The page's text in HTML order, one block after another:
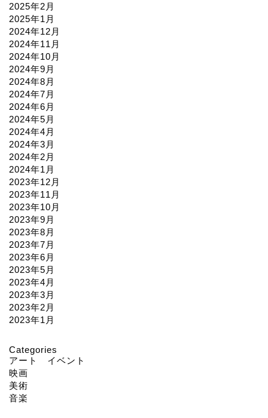
2025年2月
2025年1月
2024年12月
2024年11月
2024年10月
2024年9月
2024年8月
2024年7月
2024年6月
2024年5月
2024年4月
2024年3月
2024年2月
2024年1月
2023年12月
2023年11月
2023年10月
2023年9月
2023年8月
2023年7月
2023年6月
2023年5月
2023年4月
2023年3月
2023年2月
2023年1月
Categories
アート イベント
映画
美術
音楽